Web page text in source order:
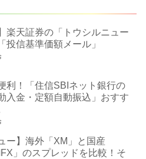
楽天証券の「トウシルニュー
投信基準価額メール」
利！「住信SBIネット銀行の
入金・定額自動振込」おすす
ー】海外「XM」と国産
」のスプレッドを比較！そ